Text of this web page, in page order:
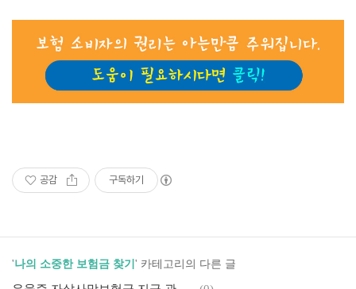
공감 구독하기
'나의 소중한 보험금 찾기 ' 카테고리의 다른 글